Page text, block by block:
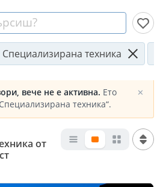
Специализирана техника
вече не е активна. Ето
техника“.
✕
от